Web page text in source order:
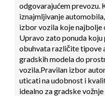
odgovarajućem prevozu.
iznajmljivanje
izbor vozila koje najbolje
Upravo zato ponuda koju
obuhvata različite tipove
gradskih modela do
vozila.Pravilan izbor
uticati na udobnost i
idealno za gradske